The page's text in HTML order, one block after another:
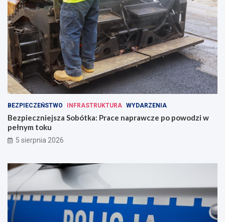
BEZPIECZEŃSTWO INFRASTRUKTURA WYDARZENIA
Bezpieczniejsza Sobótka: Prace naprawcze po powodzi w
pełnym toku
5 sierpnia 2026